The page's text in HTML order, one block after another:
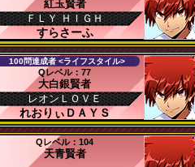
紅玉賢者
ＦＬＹ ＨＩＧＨ
すらさーふ
100問達成者 <ライフスタイル>
Qレベル：77
大白銀賢者
レオンＬＯＶＥ
れおりぃＤＡＹＳ
Qレベル：104
天青賢者